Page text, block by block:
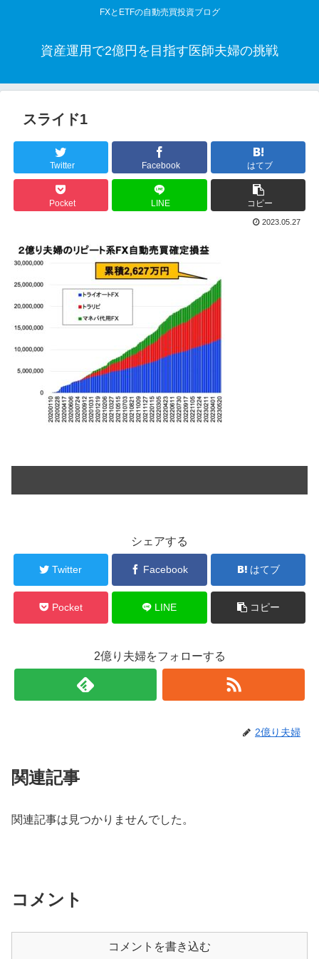
FXとETFの自動売買投資ブログ
資産運用で2億円を目指す医師夫婦の挑戦
スライド1
Twitter Facebook はてブ
Pocket LINE コピー
2023.05.27
シェアする
Twitter Facebook はてブ
Pocket LINE コピー
2億り夫婦をフォローする
2億り夫婦
関連記事
関連記事は見つかりませんでした。
コメント
コメントを書き込む